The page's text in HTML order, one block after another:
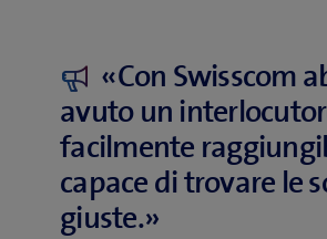
«Con Swisscom
avuto un
facilmente
capace di trovare le
giuste.»